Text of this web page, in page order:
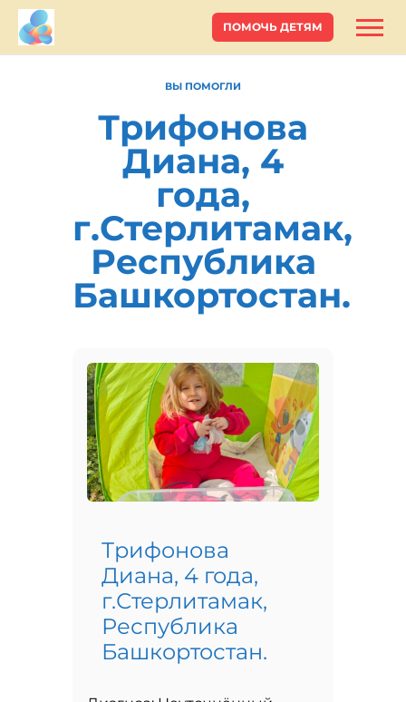
ПОМОЧЬ ДЕТЯМ
ВЫ ПОМОГЛИ
Трифонова
Диана, 4
года,
г.Стерлитамак,
Республика
Башкортостан.
Трифонова
Диана, 4 года,
г.Стерлитамак,
Республика
Башкортостан.